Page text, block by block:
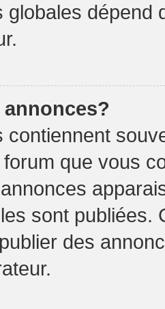
globales dépend
contiennent
que vous
sont publiées.
des